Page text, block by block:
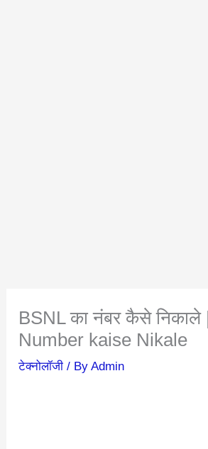
BSNL का नंबर कैसे
Number kaise Nikale
टेक्नोलॉजी / ByAdmin